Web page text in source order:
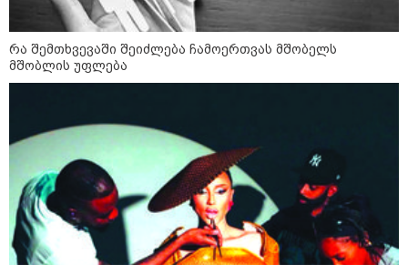
23:40 / 07-08-2026
იტალიამ ყველა ქალაქში
გამოაცხადა
22:45 / 07-08-2026
14 წლის მოზარდმა საკუთარი
პაპა და ბებია მოკლა, შემდეგ კი
სკოლაში ცეცხლი გახსნა - რა
დეტალები ხდება ცნობილი
ბანგკოკში მომხდარი
ტრაგედიიდან
რა შემთხვევაში შეიძლება ჩამოერთვას მშობელს
მშობლის უფლება